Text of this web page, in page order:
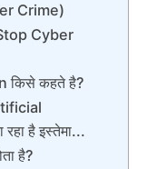
Crime)
Cyber
किसे कहते है?
है इस्तेमा...
है?